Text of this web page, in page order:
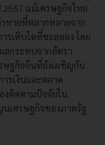
แม้เศรษฐกิจไทย
ทายที่หลากหลายจาก
รเติบโตที่ชะลอลง โดย
ลกระทบจากอัตรา
ษฐกิจจีนที่ยังเผชิญกับ
รเงินและตลาด
งติดตามปัจจัยใน
นเศรษฐกิจของภาครัฐ